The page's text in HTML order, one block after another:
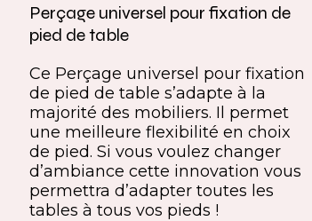
Perçage universel pour fixation de
pied de table
Ce Perçage universel pour fixation
de pied de table s’adapte à la
majorité des mobiliers. Il permet
une meilleure flexibilité en choix
de pied. Si vous voulez changer
d’ambiance cette innovation vous
permettra d’adapter toutes les
tables à tous vos pieds !